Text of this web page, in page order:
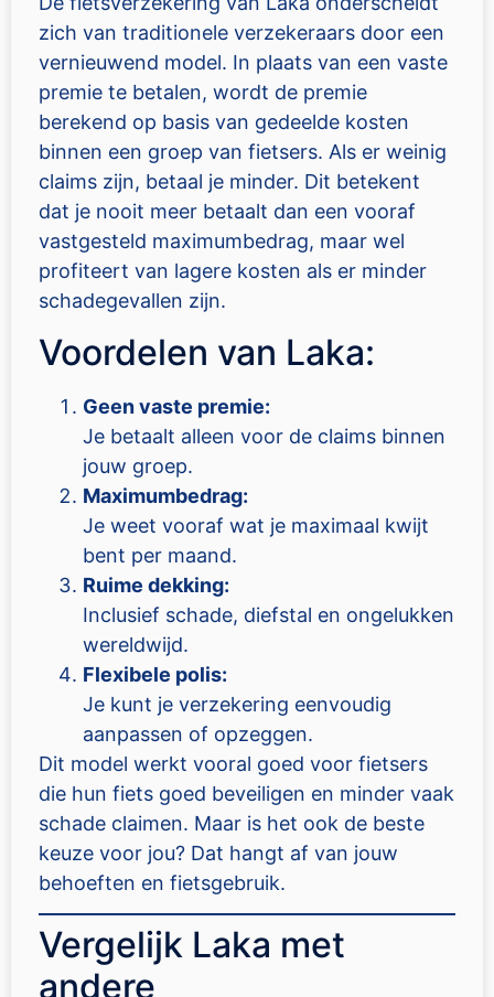
zich van traditionele verzekeraars door een
vernieuwend model. In plaats van een vaste
premie te betalen, wordt de premie
berekend op basis van gedeelde kosten
binnen een groep van fietsers. Als er weinig
claims zijn, betaal je minder. Dit betekent
dat je nooit meer betaalt dan een vooraf
vastgesteld maximumbedrag, maar wel
profiteert van lagere kosten als er minder
schadegevallen zijn.
Voordelen van Laka:
Geen vaste premie:
Je betaalt alleen voor de claims binnen
jouw groep.
Maximumbedrag:
Je weet vooraf wat je maximaal kwijt
bent per maand.
Ruime dekking:
Inclusief schade, diefstal en ongelukken
wereldwijd.
Flexibele polis:
Je kunt je verzekering eenvoudig
aanpassen of opzeggen.
Dit model werkt vooral goed voor fietsers
die hun fiets goed beveiligen en minder vaak
schade claimen. Maar is het ook de beste
keuze voor jou? Dat hangt af van jouw
behoeften en fietsgebruik.
Vergelijk Laka met
andere